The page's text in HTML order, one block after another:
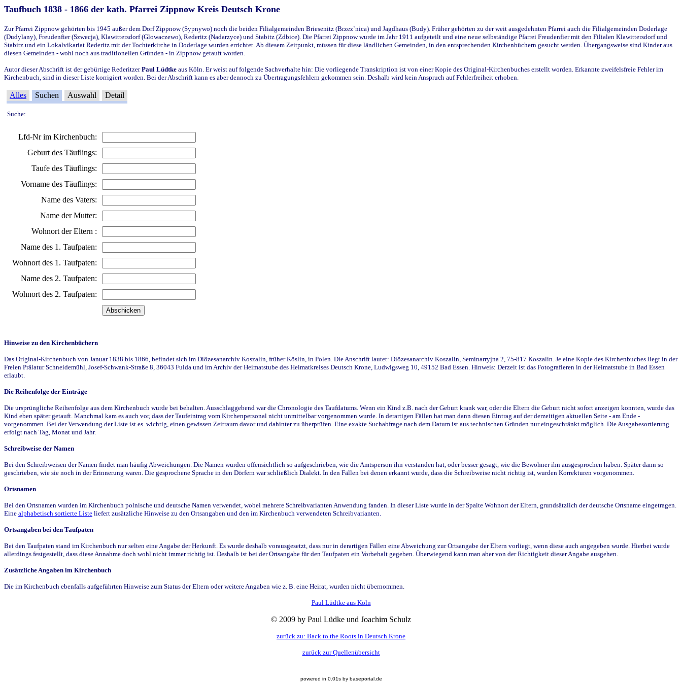
Taufbuch 1838 - 1866 der kath. Pfarrei Zippnow Kreis Deutsch Krone
Zur Pfarrei Zippnow gehörten bis 1945 außer dem Dorf Zippnow (Sypnywo) noch die beiden Filialgemeinden Briesenitz (Brzez`nica) und Jagdhaus (Budy). Früher gehörten zu der weit ausgedehnten Pfarrei auch die Filialgemeinden Doderlage
(Dudylany), Freudenfier (Szwecja), Klawittersdorf (Glowaczewo), Rederitz (Nadarzyce) und Stabitz (Zdbice). Die Pfarrei Zippnow wurde im Jahr 1911 aufgeteilt und eine neue selbständige Pfarrei Freudenfier mit den Filialen Klawittersdorf und
Stabitz und ein Lokalvikariat Rederitz mit der Tochterkirche in Doderlage wurden errichtet. Ab diesem Zeitpunkt, müssen für diese ländlichen Gemeinden, in den entsprechenden Kirchenbüchern gesucht werden. Übergangsweise sind Kinder aus
diesen Gemeinden - wohl noch aus traditionellen Gründen - in Zippnow getauft worden.
Autor dieser Abschrift ist der gebürtige RederitzerPaul Lüdtke aus Köln. Er weist auf folgende Sachverhalte hin: Die vorliegende Transkription ist von einer Kopie des Original-Kirchenbuches erstellt worden. Erkannte zweifelsfreie Fehler im
Kirchenbuch, sind in dieser Liste korrigiert worden. Bei der Abschrift kann es aber dennoch zu Übertragungsfehlern gekommen sein. Deshalb wird kein Anspruch auf Fehlerfreiheit erhoben.
Alles Suchen Auswahl Detail
Suche:
Lfd-Nr im Kirchenbuch:
Geburt des Täuflings:
Taufe des Täuflings:
Vorname des Täuflings:
Name des Vaters:
Name der Mutter:
Wohnort der Eltern :
Name des 1. Taufpaten:
Wohnort des 1. Taufpaten:
Name des 2. Taufpaten:
Wohnort des 2. Taufpaten:
Hinweise zu den Kirchenbüchern
Das Original-Kirchenbuch von Januar 1838 bis 1866, befindet sich im Diözesanarchiv Koszalin, früher Köslin, in Polen. Die Anschrift lautet: Diözesanarchiv Koszalin, Seminarryjna 2, 75-817 Koszalin. Je eine Kopie des Kirchenbuches liegt in der
Freien Prälatur Schneidemühl, Josef-Schwank-Straße 8, 36043 Fulda und im Archiv der Heimatstube des Heimatkreises Deutsch Krone, Ludwigsweg 10, 49152 Bad Essen. Hinweis: Derzeit ist das Fotografieren in der Heimatstube in Bad Essen
erlaubt.
Die Reihenfolge der Einträge
Die ursprüngliche Reihenfolge aus dem Kirchenbuch wurde bei behalten. Ausschlaggebend war die Chronologie des Taufdatums. Wenn ein Kind z.B. nach der Geburt krank war, oder die Eltern die Geburt nicht sofort anzeigen konnten, wurde das
Kind eben später getauft. Manchmal kam es auch vor, dass der Taufeintrag vom Kirchenpersonal nicht unmittelbar vorgenommen wurde. In derartigen Fällen hat man dann diesen Eintrag auf der derzeitigen aktuellen Seite - am Ende -
vorgenommen. Bei der Verwendung der Liste ist es wichtig, einen gewissen Zeitraum davor und dahinter zu überprüfen. Eine exakte Suchabfrage nach dem Datum ist aus technischen Gründen nur eingeschränkt möglich. Die Ausgabesortierung
erfolgt nach Tag, Monat und Jahr.
Schreibweise der Namen
Bei den Schreibweisen der Namen findet man häufig Abweichungen. Die Namen wurden offensichtlich so aufgeschrieben, wie die Amtsperson ihn verstanden hat, oder besser gesagt, wie die Bewohner ihn ausgesprochen haben. Später dann so
geschrieben, wie sie noch in der Erinnerung waren. Die gesprochene Sprache in den Dörfern war schließlich Dialekt. In den Fällen bei denen erkannt wurde, dass die Schreibweise nicht richtig ist, wurden Korrekturen vorgenommen.
Ortsnamen
Bei den Ortsnamen wurden im Kirchenbuch polnische und deutsche Namen verwendet, wobei mehrere Schreibvarianten Anwendung fanden. In dieser Liste wurde in der Spalte Wohnort der Eltern, grundsätzlich der deutsche Ortsname eingetragen.
Eine alphabetisch sortierte Liste liefert zusätzliche Hinweise zu den Ortsangaben und den im Kirchenbuch verwendeten Schreibvarianten.
Ortsangaben bei den Taufpaten
Bei den Taufpaten stand im Kirchenbuch nur selten eine Angabe der Herkunft. Es wurde deshalb vorausgesetzt, dass nur in derartigen Fällen eine Abweichung zur Ortsangabe der Eltern vorliegt, wenn diese auch angegeben wurde. Hierbei wurde
allerdings festgestellt, dass diese Annahme doch wohl nicht immer richtig ist. Deshalb ist bei der Ortsangabe für den Taufpaten ein Vorbehalt gegeben. Überwiegend kann man aber von der Richtigkeit dieser Angabe ausgehen.
Zusätzliche Angaben im Kirchenbuch
Die im Kirchenbuch ebenfalls aufgeführten Hinweise zum Status der Eltern oder weitere Angaben wie z. B. eine Heirat, wurden nicht übernommen.
Paul Lüdtke aus Köln
© 2009 by Paul Lüdke und Joachim Schulz
zurück zu: Back to the Roots in Deutsch Krone
zurück zur Quellenübersicht
powered in 0.01s by baseportal.de